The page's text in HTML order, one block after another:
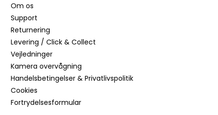
Om os
Support
Returnering
Levering / Click & Collect
Vejledninger
Kamera overvågning
Handelsbetingelser & Privatlivspolitik
Cookies
Fortrydelsesformular